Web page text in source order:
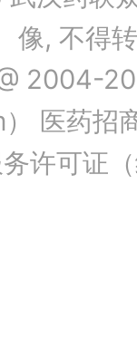
像, 不得
2004-
医药招
许可证